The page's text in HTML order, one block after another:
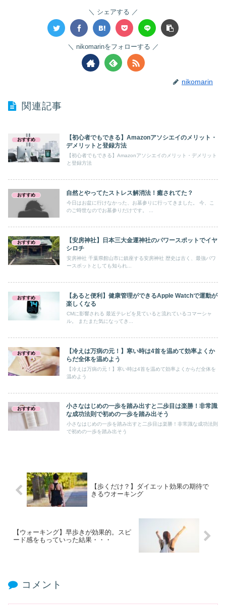
シェアする
nikomarinをフォローする
nikomarin
関連記事
おすすめ
【初心者でもできる】Amazonアソシエイのメリット・
デメリットと登録方法
【初心者でもできる】Amazonアソシエイのメリット・デメリット
と登録方法
おすすめ 自然とやってたストレス解消法！癒されてた？
今日はお盆に行けなかった、お墓参りに行ってきました。 今、こ
のご時世なのでお墓参りだけです。 ...
おすすめ
【安房神社】日本三大金運神社のパワースポットでイヤ
シロチ
安房神社 千葉県館山市に鎮座する安房神社 歴史は古く、最強パワ
ースポットとしても知られ...
おすすめ
【あると便利】健康管理ができるApple Watchで運動が
楽しくなる
CMに影響される 最近テレビを見ていると流れているコマーシャ
ル。 またまた気になってき...
おすすめ
【冷えは万病の元！】寒い時は4首を温めて効率よくか
らだ全体を温めよう
【冷えは万病の元！】寒い時は4首を温めて効率よくからだ全体を
温めよう
おすすめ
小さなはじめの一歩を踏み出すと二歩目は楽勝！非常識
な成功法則で初めの一歩を踏み出そう
小さなはじめの一歩を踏み出すと二歩目は楽勝！非常識な成功法則
で初めの一歩を踏み出そう
【歩くだけ？】ダイエット効果の期待で
きるウオーキング
【ウォーキング】早歩きが効果的。スピ
ード感をもっていった結果・・・
コメント